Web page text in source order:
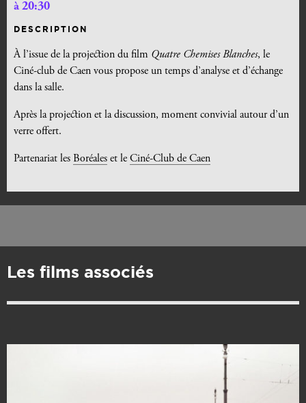
à 20:30
DESCRIPTION
À l’issue de la projection du film Quatre Chemises Blanches, le
Ciné-club de Caen vous propose un temps d’analyse et d’échange
dans la salle.
Après la projection et la discussion, moment convivial autour d’un
verre offert.
Partenariat les Boréales et le Ciné-Club de Caen
Les films associés